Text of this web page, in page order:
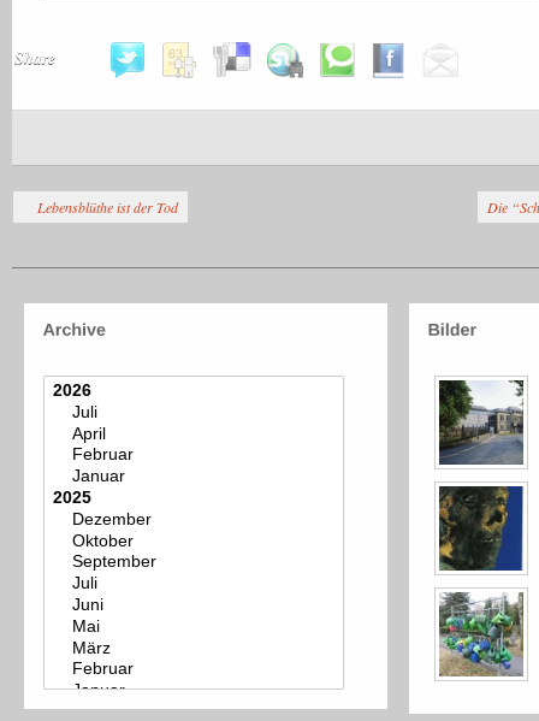
Share
Lebensblüthe ist der Tod Die